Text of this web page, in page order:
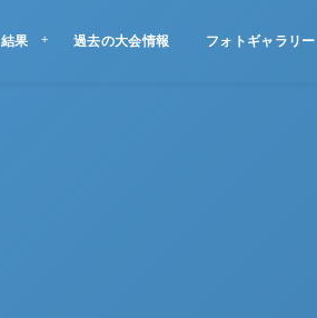
結果 過去の大会情報 フォトギャラリー